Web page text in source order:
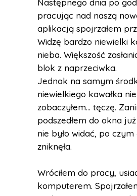
Następnego dnia po
pracując nad naszą
aplikacją spojrzałem
Widzę bardzo niewielki
nieba. Większość
blok z naprzeciwka.
Jednak na samym
niewielkiego kawałka
zobaczyłem… tęczę.
podszedłem do okna
nie było widać, po czym
zniknęła.
Wróciłem do pracy,
komputerem.